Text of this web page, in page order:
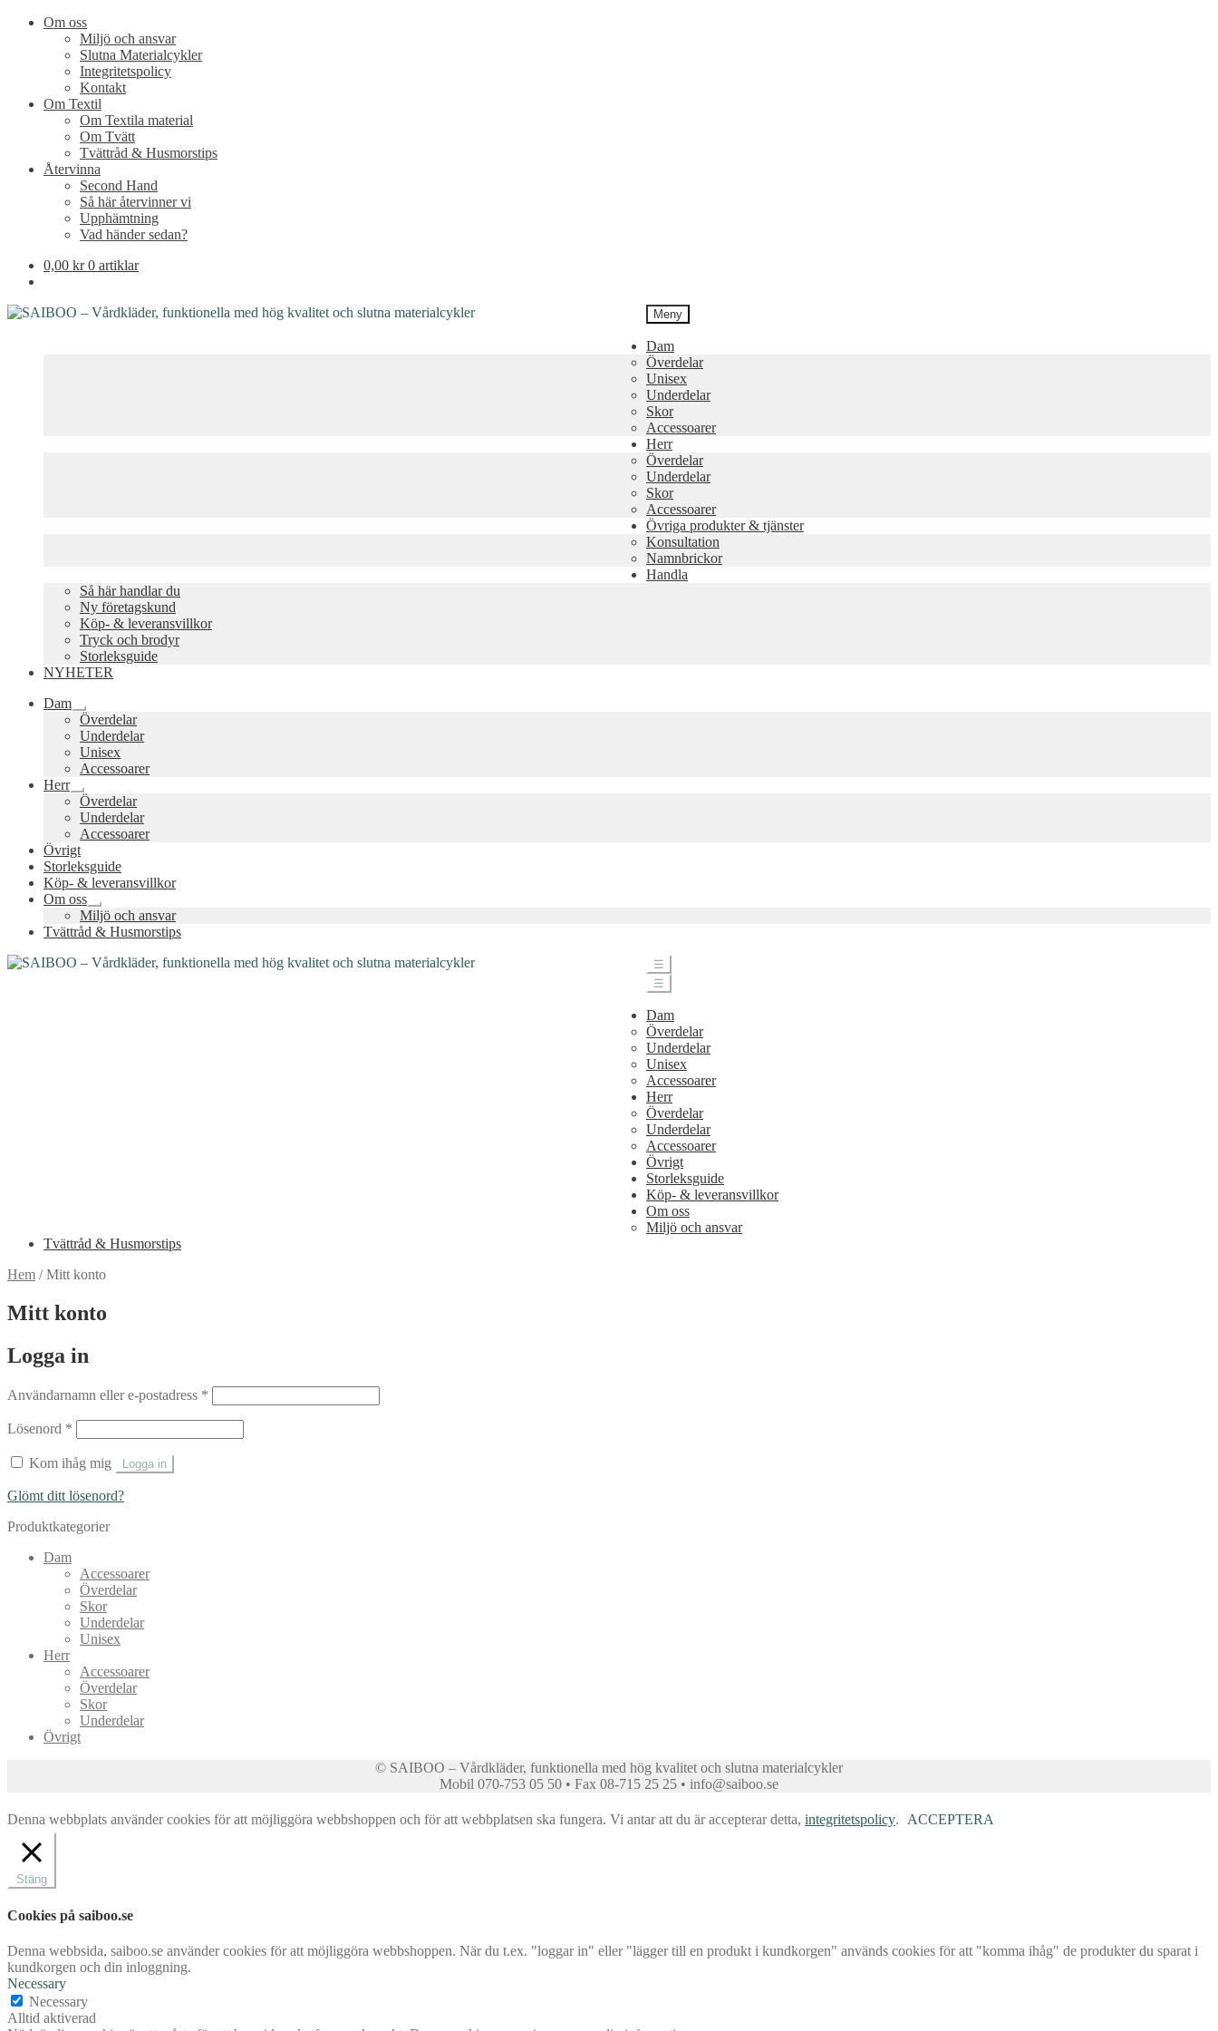
Om oss
Miljö och ansvar
Slutna Materialcykler
Integritetspolicy
Kontakt
Om Textil
Om Textila material
Om Tvätt
Tvättråd & Husmorstips
Återvinna
Second Hand
Så här återvinner vi
Upphämtning
Vad händer sedan?
0,00 kr 0 artiklar
Meny
Dam
Överdelar
Unisex
Underdelar
Skor
Accessoarer
Herr
Överdelar
Underdelar
Skor
Accessoarer
Övriga produkter & tjänster
Konsultation
Namnbrickor
Handla
Så här handlar du
Ny företagskund
Köp- & leveransvillkor
Tryck och brodyr
Storleksguide
NYHETER
Dam
Expandera
undermeny
Överdelar
Underdelar
Unisex
Accessoarer
Herr
Expandera
undermeny
Överdelar
Underdelar
Accessoarer
Övrigt
Storleksguide
Köp- & leveransvillkor
Om oss
Expandera
undermeny
Miljö och ansvar
Tvättråd & Husmorstips
☰
☰
Dam
Överdelar
Underdelar
Unisex
Accessoarer
Herr
Överdelar
Underdelar
Accessoarer
Övrigt
Storleksguide
Köp- & leveransvillkor
Om oss
Miljö och ansvar
Tvättråd & Husmorstips
Hem /Mitt konto
Mitt konto
Logga in
Användarnamn eller e-postadress *
Lösenord *
Kom ihåg mig Logga in
Glömt ditt lösenord?
Produktkategorier
Dam
Accessoarer
Överdelar
Skor
Underdelar
Unisex
Herr
Accessoarer
Överdelar
Skor
Underdelar
Övrigt
© SAIBOO – Vårdkläder, funktionella med hög kvalitet och slutna materialcykler
Mobil 070-753 05 50 • Fax 08-715 25 25 • info@saiboo.se
Denna webbplats använder cookies för att möjliggöra webbshoppen och för att webbplatsen ska fungera. Vi antar att du är accepterar detta, integritetspolicy. ACCEPTERA
Stäng
Cookies på saiboo.se
Denna webbsida, saiboo.se använder cookies för att möjliggöra webbshoppen. När du t.ex. "loggar in" eller "lägger till en produkt i kundkorgen" används cookies för att "komma ihåg" de produkter du sparat i
kundkorgen och din inloggning.
Necessary
Necessary
Alltid aktiverad